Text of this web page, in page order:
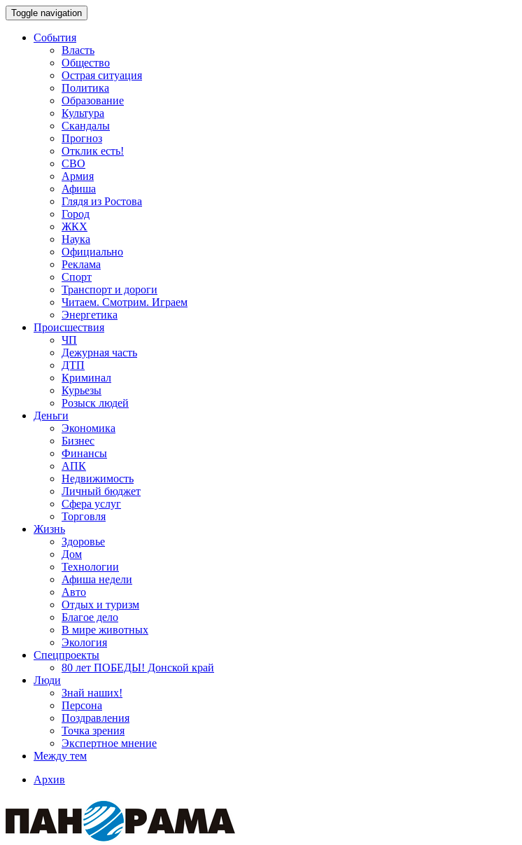
Toggle navigation
События
Власть
Общество
Острая ситуация
Политика
Образование
Культура
Скандалы
Прогноз
Отклик есть!
СВО
Армия
Афиша
Глядя из Ростова
Город
ЖКХ
Наука
Официально
Реклама
Спорт
Транспорт и дороги
Читаем. Смотрим. Играем
Энергетика
Происшествия
ЧП
Дежурная часть
ДТП
Криминал
Курьезы
Розыск людей
Деньги
Экономика
Бизнес
Финансы
АПК
Недвижимость
Личный бюджет
Сфера услуг
Торговля
Жизнь
Здоровье
Дом
Технологии
Афиша недели
Авто
Отдых и туризм
Благое дело
В мире животных
Экология
Спецпроекты
80 лет ПОБЕДЫ! Донской край
Люди
Знай наших!
Персона
Поздравления
Точка зрения
Экспертное мнение
Между тем
Архив